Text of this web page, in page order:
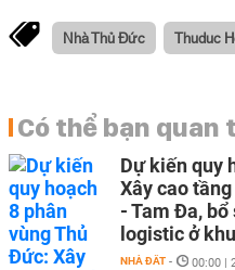
Nhà Thủ Đức Thuduc
Có thể bạn quan
Dự kiến quy
Xây cao
- Tam Đa,
logistic ở
NHÀ ĐẤT - 00:00 |